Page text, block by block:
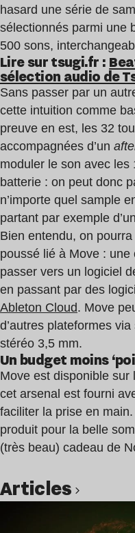
hasard une série de
sélectionnés parmi une
500 sons,
Lire sur tsugi.fr :
sélection audio de
Sans passer par un
cette intuition comme
preuve en est, les 32
accompagnées d’un
moduler le son avec
batterie : on peut donc
n’importe quel sample
partant par exemple
Bien entendu, on
poussé lié à Move :
passer vers un logiciel
en passant par des
Ableton Cloud. Move
d’autres plateformes
stéréo 3,5 mm.
Un budget moins
Move est disponible sur
cet arsenal est fourni
faciliter la prise en
produit pour la belle
(très beau) cadeau de
Articles